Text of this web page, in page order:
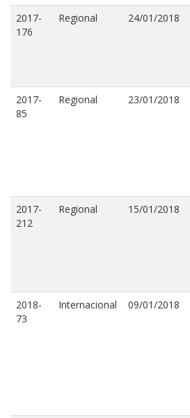
2017-
176
Regional 24/01/2018
2017-
85
Regional 23/01/2018
2017-
212
Regional 15/01/2018
2018-
73
Internacional 09/01/2018